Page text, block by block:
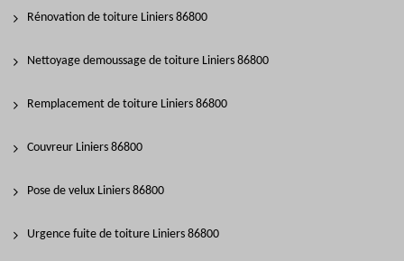
Rénovation de toiture Liniers 86800
Nettoyage demoussage de toiture Liniers 86800
Remplacement de toiture Liniers 86800
Couvreur Liniers 86800
Pose de velux Liniers 86800
Urgence fuite de toiture Liniers 86800